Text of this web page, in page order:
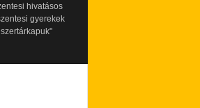
hivatásos
gyerekek